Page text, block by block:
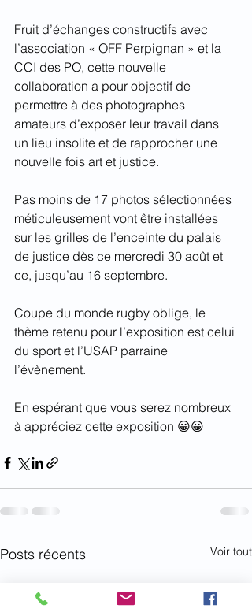
Fruit d’échanges constructifs avec
l’association « OFF Perpignan » et la
CCI des PO, cette nouvelle
collaboration a pour objectif de
permettre à des photographes
amateurs d’exposer leur travail dans
un lieu insolite et de rapprocher une
nouvelle fois art et justice.
Pas moins de 17 photos sélectionnées
méticuleusement vont être installées
sur les grilles de l’enceinte du palais
de justice dès ce mercredi 30 août et
ce, jusqu’au 16 septembre.
Coupe du monde rugby oblige, le
thème retenu pour l’exposition est celui
du sport et l’USAP parraine
l’évènement.
En espérant que vous serez nombreux
à appréciez cette exposition 😀😀
Posts récents Voir tout